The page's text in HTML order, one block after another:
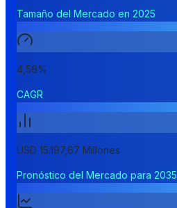
Tamaño del Mercado en 2025
4,56%
CAGR
USD 15.197,67 Millones
Pronóstico del Mercado para 2035